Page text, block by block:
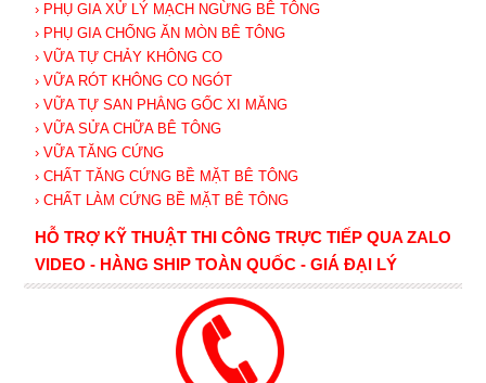
› PHỤ GIA XỬ LÝ MẠCH NGỪNG BÊ TÔNG
› PHỤ GIA CHỐNG ĂN MÒN BÊ TÔNG
› VỮA TỰ CHẢY KHÔNG CO
› VỮA RÓT KHÔNG CO NGÓT
› VỮA TỰ SAN PHẲNG GỐC XI MĂNG
› VỮA SỬA CHỮA BÊ TÔNG
› VỮA TĂNG CỨNG
› CHẤT TĂNG CỨNG BỀ MẶT BÊ TÔNG
› CHẤT LÀM CỨNG BỀ MẶT BÊ TÔNG
HỖ TRỢ KỸ THUẬT THI CÔNG TRỰC TIẾP QUA ZALO
VIDEO - HÀNG SHIP TOÀN QUỐC - GIÁ ĐẠI LÝ